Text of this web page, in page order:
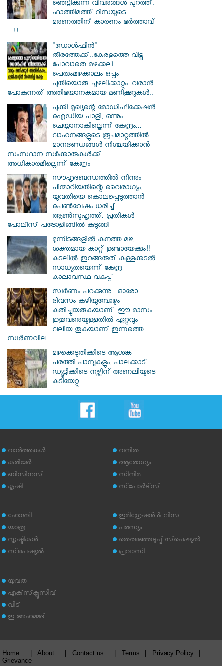
ഞെട്ടിക്കുന്ന വിവരങ്ങൾ പുറത്ത്.
ഫാത്തിമത്ത് റിസയുടെ
മരണത്തിന് കാരണം ഭർത്താവ്
...!!
"ഡോൾഫിൻ"
തീരത്തേക്ക്..കേരളത്തെ വിട്ടു
പോവാതെ മഴക്കലി..
പെരുംമഴക്കാലം ഒപ്പം
പുതിയൊരു ചുഴലിക്കാറ്റും..വരാൻ
പോകുന്നത് അതിഭയാനകമായ മണിക്കൂറുകൾ..
പൂക്കി മുഖ്യന്റെ മോഡിഫിക്കേഷൻ
ഐഡിയ പാളി; ഒന്നും
ചെയ്യാനാകില്ലെന്ന് കേന്ദ്രം...
വാഹനങ്ങളുടെ രൂപമാറ്റത്തില്‍
മാനദണ്ഡങ്ങള്‍ നിശ്ചയിക്കാന്‍
സംസ്ഥാന സര്‍ക്കാരുകള്‍ക്ക്
അധികാരമില്ലെന്ന് കേന്ദ്രം
സൗഹൃദബന്ധത്തില്‍ നിന്നും
പിന്മാറിയതിന്റെ വൈരാഗ്യം;
യുവതിയെ കൊലപ്പെടുത്താന്‍
പെണ്‍വേഷം ധരിച്ച്
ആൺസുഹൃത്ത്. പ്രതികൾ
പോലീസ് പട്രോളിങ്ങിൽ കുടുങ്ങി
മൂന്നിടങ്ങളിൽ കനത്ത മഴ;
ശക്തമായ കാറ്റ് ഉണ്ടായേക്കും!!
കടലിൽ ഇറങ്ങരുത് കള്ളക്കടൽ
സാധ്യതയെന്ന് കേന്ദ്ര
കാലാവസ്ഥ വകുപ്പ്
സ്വര്‍ണം പറക്കുന്നു.. ഓരോ
ദിവസം കഴിയുമ്പോഴും
കുതിച്ചുയരുകയാണ്..ഈ മാസം
ഇതുവരെയുള്ളതിൽ ഏറ്റവും
വലിയ തുകയാണ് ഇന്നത്തെ
സ്വർണവില..
മഴക്കെടുതിക്കിടെ ആശങ്ക
പരത്തി പാമ്പുകളും; പാലക്കാട്
ഡ്യൂട്ടിക്കിടെ നഴ്സിന് അണലിയുടെ
കടിയേറ്റു
വാര്‍ത്തകള്‍
കരിയര്‍
ബിസിനസ്
കൃഷി
വനിത
ആരോഗ്യം
സിനിമ
സ്‌പോര്‍ട്‌സ്
ഹോബി
യാത്ര
സൃഷ്ടികള്‍
സ്‌പെഷ്യല്‍
ഇമിഗ്രേഷന്‍ & വിസ
പരസ്യം
തെരഞ്ഞെടുപ്പ് സ്‌പെഷ്യല്‍
പ്രവാസി
യുവത
എക്‌സ്‌ക്ലൂസീവ്
വീട്
ഇ അഹമ്മദ്‌
Home About Contact us Terms Privacy Policy
Grievance